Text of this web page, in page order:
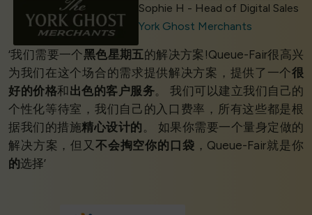
Sophie H - Head of Digital Sales
York Ghost Merchants
‘我们需要一个黑色星期五的解决方案!Queue-Fair很高兴
为我们在这个场合的需求提供解决方案，提供了一个很
好的价格和出色的客户服务。 我们可以建立我们自己的
个性化等待室，我们自己的入口费率，所有这些都是根
据我们的措施精心设计的 。 如果你需要一个量身定做的
解决方案，但又 不会掏空你的口袋 ，Queue-Fair就是你
的选择’